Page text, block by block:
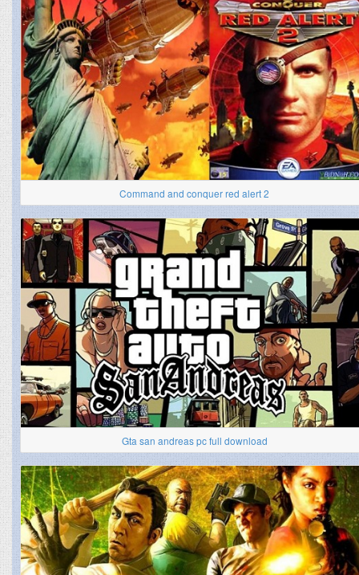
Command and conquer red alert 2
Gta san andreas pc full download